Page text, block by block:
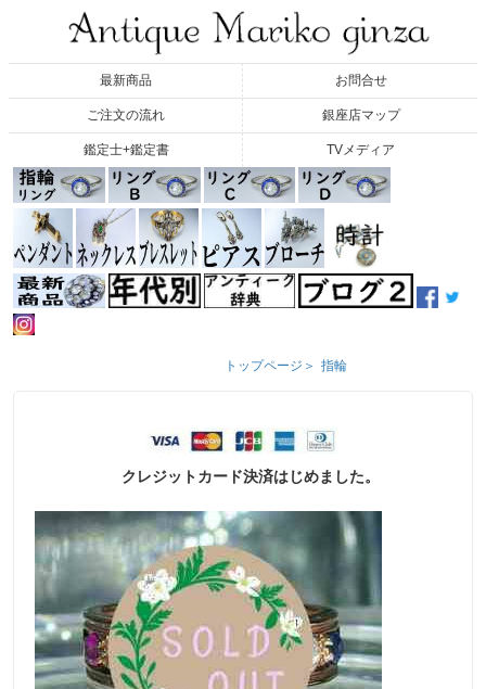
最新商品 お問合せ
ご注文の流れ 銀座店マップ
鑑定士+鑑定書 TVメディア
トップページ＞ 指輪
クレジットカード決済はじめました。